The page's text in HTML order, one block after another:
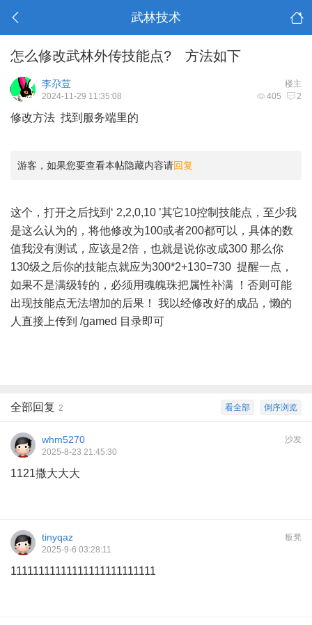
武林技术
怎么修改武林外传技能点? 方法如下
楼主
李尕荳
405 2
2024-11-29 11:35:08
修改方法 找到服务端里的
游客，如果您要查看本帖隐藏内容请回复
这个，打开之后找到‘ 2,2,0,10 ’其它10控制技能点，至少我
是这么认为的，将他修改为100或者200都可以，具体的数
值我没有测试，应该是2倍，也就是说你改成300 那么你
130级之后你的技能点就应为300*2+130=730 提醒一点，
如果不是满级转的，必须用魂魄珠把属性补满 ！否则可能
出现技能点无法增加的后果！ 我以经修改好的成品，懒的
人直接上传到 /gamed 目录即可
倒序浏览
看全部
全部回复 2
沙发
whm5270
2025-8-23 21:45:30
1121撒大大大
板凳
tinyqaz
2025-9-6 03:28:11
11111111111111111111111111